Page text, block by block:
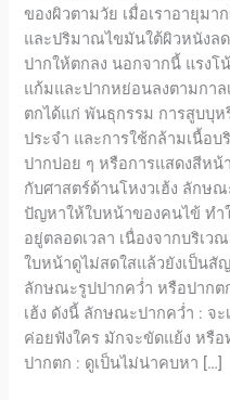
ของผิวตามวัย เมื่อเราอายุม
และปริมาณไขมันใต้ผิวหนังล
ปากให้ตกลง นอกจากนี้ แรงโ
แก้มและปากหย่อนลงตามกา
ตกได้แก่ พันธุกรรม การสูบบุ
ประจำ และการใช้กล้ามเนื้อบ
ปากบ่อย ๆ หรือการแสดงสีหน้
กับศาสตร์ด้านโหงวเฮ้ง ลักษ
ปัญหาให้ใบหน้าของคนไข้ ทำ
อยู่ตลอดเวลา เนื่องจากบริเ
ใบหน้าดูไม่สดใสแล้วยังเป็น
ลักษณะรูปปากคว่ำ หรือปากต
เฮ้ง ดังนี้ ลักษณะปากคว่ำ : จะ
ค่อยฟังใคร มักจะขัดแย้ง หรื
ปากตก : ดูเป็นไม่น่าคบหา […]